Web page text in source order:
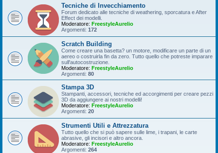
Tecniche di Invecchiamento
Forum dedicato alle tecniche di weathering, sporcatura e After
Effect dei modelli.
Moderatore: FreestyleAurelio
Argomenti: 172
Scratch Building
Come creare una basetta? un motore, modificare un parte di un
aereo o costruirla fin da zero. Tutto quello che potreste imparare
sull'autocostruzione.
Moderatore: FreestyleAurelio
Argomenti: 80
Stampa 3D
Stampanti, accessori, tecniche ed accorgimenti per creare pezzi
3D da aggiungere ai nostri modelli!
Moderatore: FreestyleAurelio
Argomenti: 20
Strumenti Utili e Attrezzatura
Tutto quello che si può sapere sulle lime, i trapani, le carte
abrasive, gli incisori e altro ancora.
Moderatore: FreestyleAurelio
Argomenti: 264